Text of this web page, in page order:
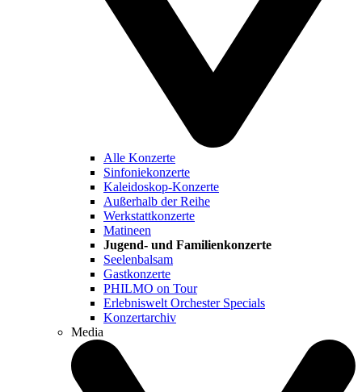
Alle Konzerte
Sinfoniekonzerte
Kaleidoskop-Konzerte
Außerhalb der Reihe
Werkstattkonzerte
Matineen
Jugend- und Familienkonzerte
Seelenbalsam
Gastkonzerte
PHILMO on Tour
Erlebniswelt Orchester Specials
Konzertarchiv
Media